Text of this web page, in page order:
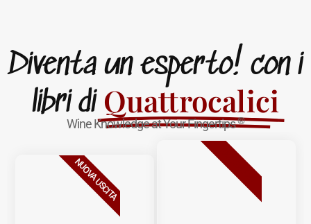
Diventa un esperto! con i
libri di Quattrocalici
Wine Knowledge at Your Fingertips®
NUOVA USCITA BESTSELLER